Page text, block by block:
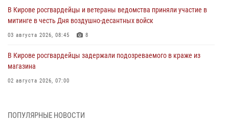
В Кирове росгвардейцы и ветераны ведомства приняли участие в
митинге в честь Дня воздушно-десантных войск
03 августа 2026, 08:45 8
В Кирове росгвардейцы задержали подозреваемого в краже из
магазина
02 августа 2026, 07:00
Российской Федерации
ПОПУЛЯРНЫЕ НОВОСТИ